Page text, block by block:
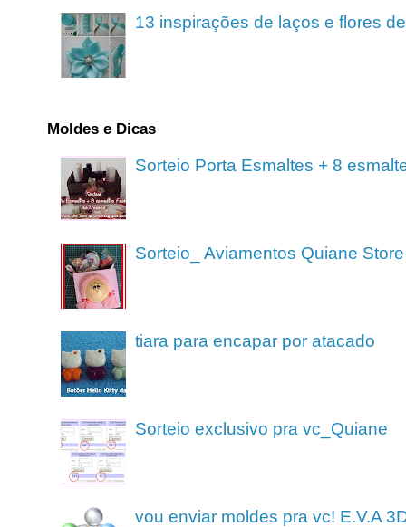
13 inspirações de laços e flores
Moldes e Dicas
Sorteio Porta Esmaltes + 8
Sorteio_ Aviamentos Quiane Store
tiara para encapar por atacado
Sorteio exclusivo pra vc_Quiane
vou enviar moldes pra vc! E.V.A